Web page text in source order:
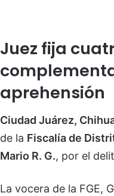
Juez fija
aprehensión
Ciudad Juárez,
de la Fiscalía de
Mario R. G., por el
La vocera de la FGE,